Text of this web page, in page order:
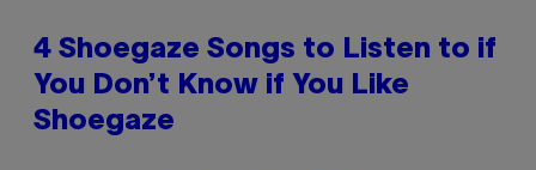
4 Shoegaze Songs to Listen to if
You Don’t Know if You Like
Shoegaze